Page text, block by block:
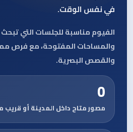
في نفس الوقت.
الفيوم مناسبة للجلسات التي
والمساحات المفتوحة، مع فرص
والقصص البصرية.
0
مصور متاح داخل المدينة أو قريب